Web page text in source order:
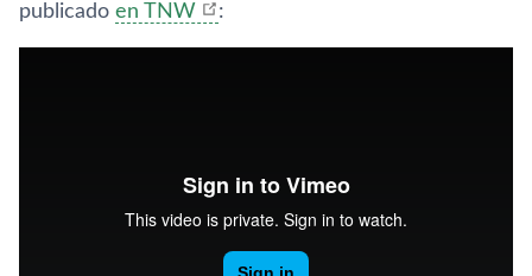
publicado en TNW :